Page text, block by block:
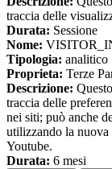
traccia delle
Durata: Sessione
Nome:
Tipologia: analitico
Proprieta: Terze
Descrizione:
traccia delle
nei siti; può anche
utilizzando la
Youtube.
Durata: 6 mesi